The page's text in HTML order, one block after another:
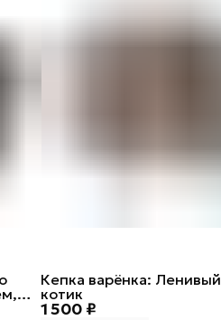
1 500 ₽
Кепка варёнка: Ленивый
котик